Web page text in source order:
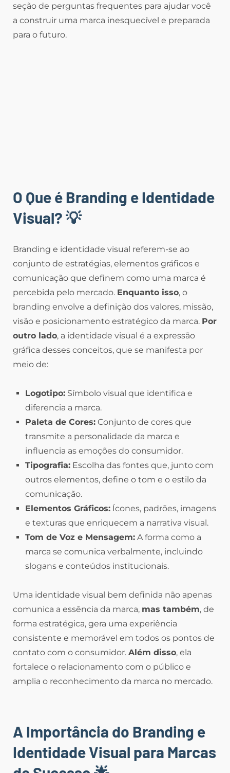
seção de perguntas frequentes para ajudar você
a construir uma marca inesquecível e preparada
para o futuro.
O Que é Branding e Identidade
Visual?💡
Branding e identidade visual referem-se ao
conjunto de estratégias, elementos gráficos e
comunicação que definem como uma marca é
percebida pelo mercado. Enquanto isso, o
branding envolve a definição dos valores, missão,
visão e posicionamento estratégico da marca. Por
outro lado, a identidade visual é a expressão
gráfica desses conceitos, que se manifesta por
meio de:
Logotipo: Símbolo visual que identifica e
diferencia a marca.
Paleta de Cores: Conjunto de cores que
transmite a personalidade da marca e
influencia as emoções do consumidor.
Tipografia: Escolha das fontes que, junto com
outros elementos, define o tom e o estilo da
comunicação.
Elementos Gráficos: Ícones, padrões, imagens
e texturas que enriquecem a narrativa visual.
Tom de Voz e Mensagem: A forma como a
marca se comunica verbalmente, incluindo
slogans e conteúdos institucionais.
Uma identidade visual bem definida não apenas
comunica a essência da marca, mas também, de
forma estratégica, gera uma experiência
consistente e memorável em todos os pontos de
contato com o consumidor. Além disso, ela
fortalece o relacionamento com o público e
amplia o reconhecimento da marca no mercado.
A Importância do Branding e
Identidade Visual para Marcas